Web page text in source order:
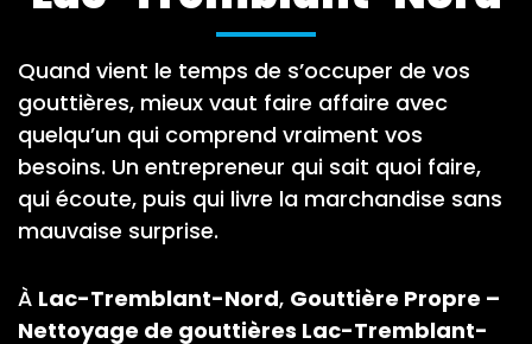
Quand vient le temps de s’occuper de vos
gouttières, mieux vaut faire affaire avec
quelqu’un qui comprend vraiment vos
besoins. Un entrepreneur qui sait quoi faire,
qui écoute, puis qui livre la marchandise sans
mauvaise surprise.
À Lac-Tremblant-Nord, Gouttière Propre –
Nettoyage de gouttières Lac-Tremblant-